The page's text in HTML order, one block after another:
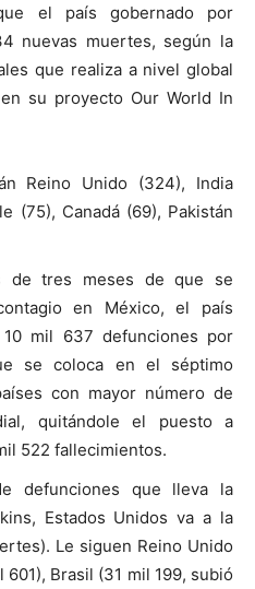
el país gobernado por
nuevas muertes, según la
que realiza a nivel global
su proyecto Our World In
Reino Unido (324), India
(75), Canadá (69), Pakistán
de tres meses de que se
en México, el país
mil 637 defunciones por
se coloca en el séptimo
con mayor número de
quitándole el puesto a
522 fallecimientos.
defunciones que lleva la
Estados Unidos va a la
Le siguen Reino Unido
Brasil (31 mil 199, subió